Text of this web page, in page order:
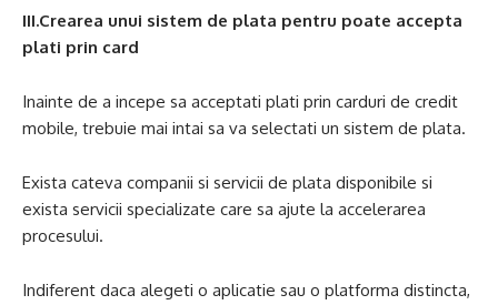
III.Crearea unui sistem de plata pentru poate accepta
plati prin card
Inainte de a incepe sa acceptati plati prin carduri de credit
mobile, trebuie mai intai sa va selectati un sistem de plata.
Exista cateva companii si servicii de plata disponibile si
exista servicii specializate care sa ajute la accelerarea
procesului.
Indiferent daca alegeti o aplicatie sau o platforma distincta,